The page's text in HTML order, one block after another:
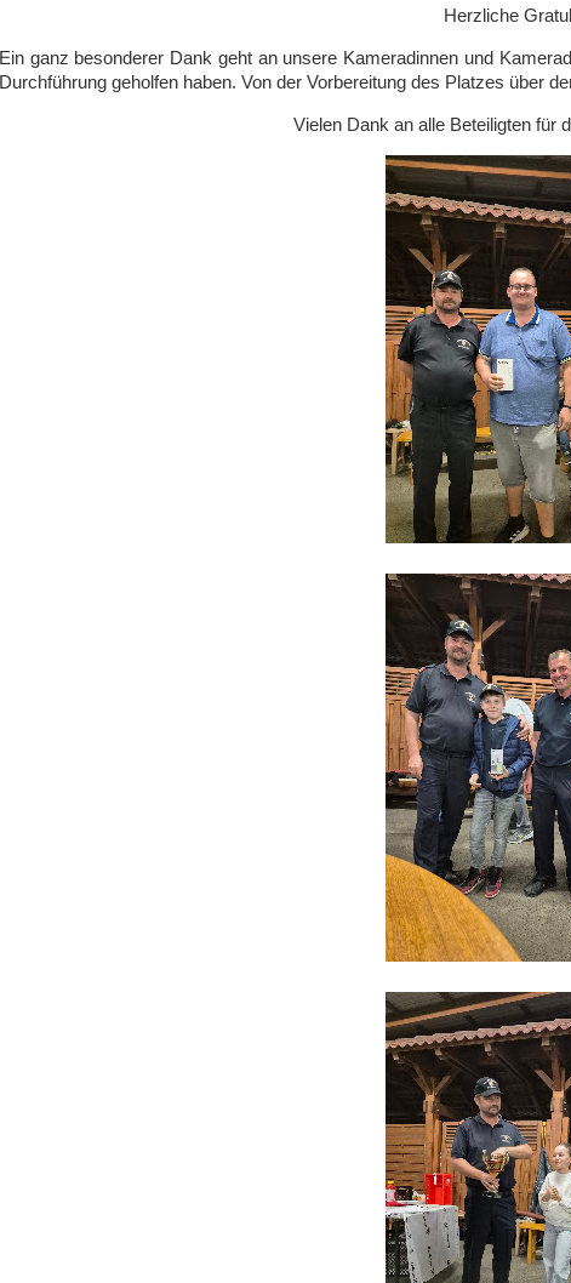
Herzliche
Ein ganz besonderer Dank geht an unsere Kameradinnen und
Durchführung geholfen haben. Von der Vorbereitung des Platzes über
Vielen Dank an alle Beteiligten für